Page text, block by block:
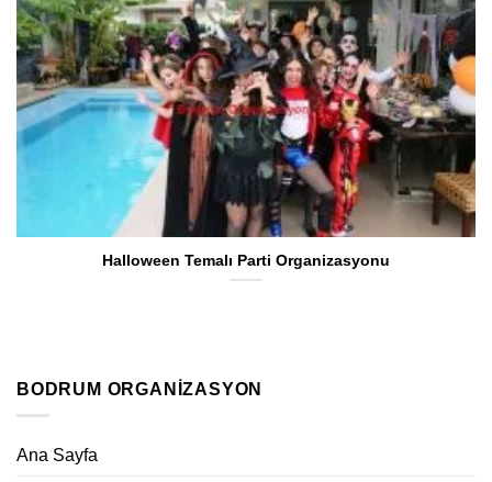
Halloween Temalı Parti Organizasyonu
BODRUM ORGANIZASYON
Ana Sayfa